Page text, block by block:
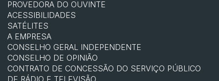
PROVEDORA DO OUVINTE
ACESSIBILIDADES
SATÉLITES
A EMPRESA
CONSELHO GERAL INDEPENDENTE
CONSELHO DE OPINIÃO
CONTRATO DE CONCESSÃO DO SERVIÇO PÚBLICO